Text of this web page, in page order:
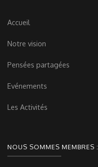
Accueil
Notre vision
Pensées partagées
Evénements
Les Activités
NOUS SOMMES MEMBRES :